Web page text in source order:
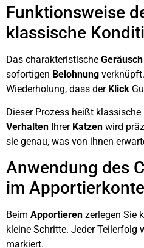
Funktionsweise
klassische
Das charakteristische Geräusch
sofortigen Belohnung
Wiederholung, dass der Klick
Dieser Prozess heißt
Verhalten Ihrer Katzen wird
sie genau, was von ihnen
Anwendung des
im
Beim Apportieren zerlegen Sie
kleine Schritte. Jeder Teilerfolg
markiert.